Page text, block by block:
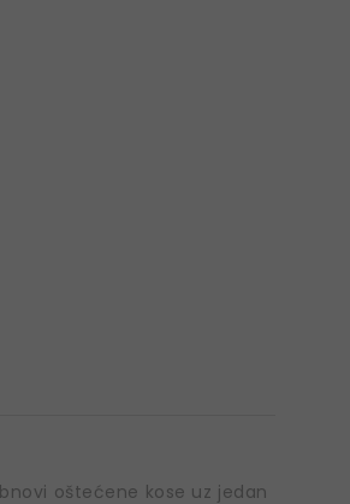
oštećene kose uz jedan